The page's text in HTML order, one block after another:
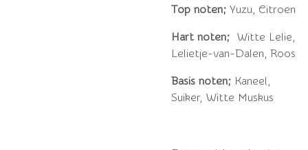
Top noten; Yuzu, Citroen
Hart noten; Witte Lelie,
Lelietje-van-Dalen, Roos
Basis noten; Kaneel,
Suiker, Witte Muskus